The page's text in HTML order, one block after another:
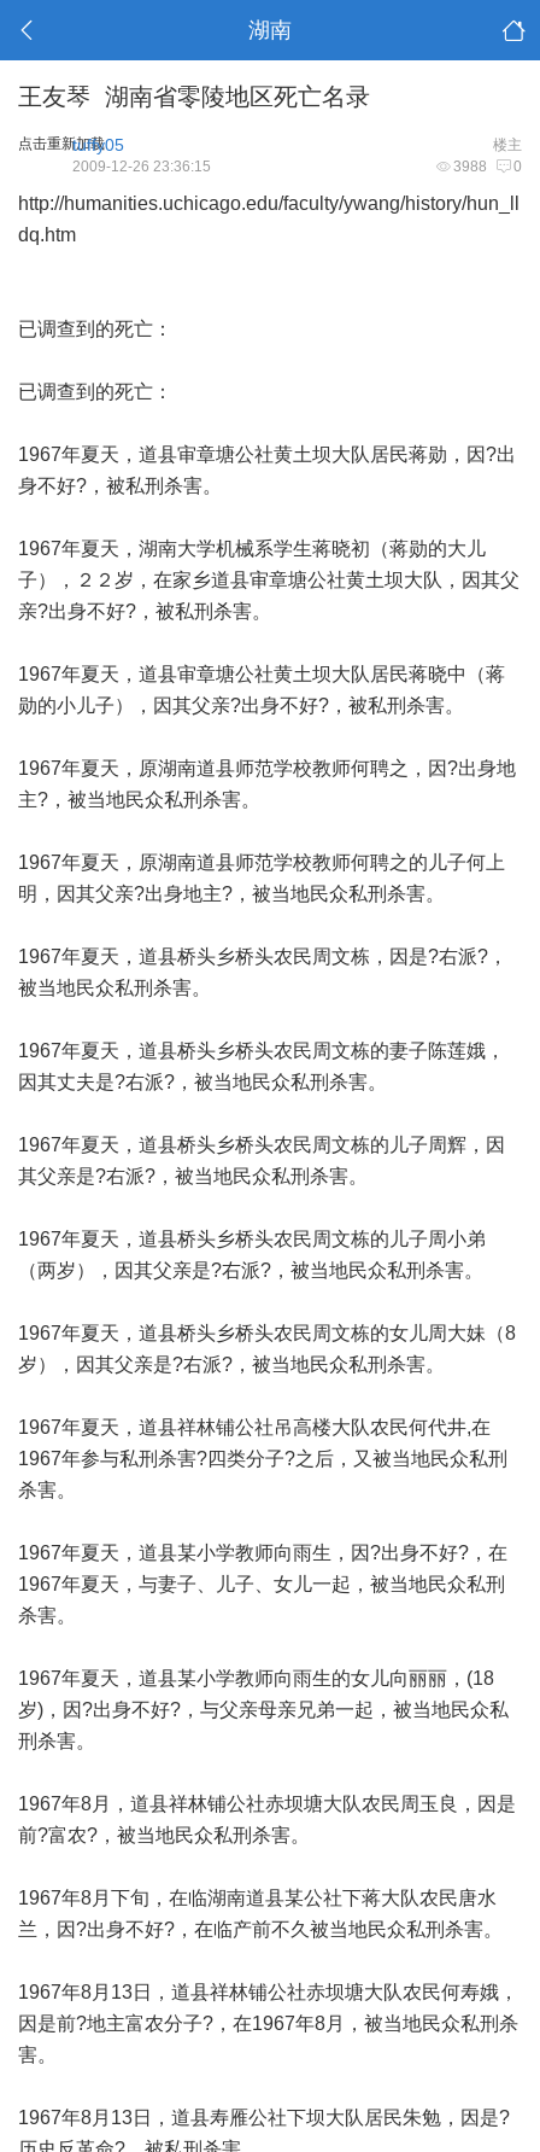
湖南
王友琴 湖南省零陵地区死亡名录
点击重新加载 楼主
tuffy05
3988 0
2009-12-26 23:36:15
http://humanities.uchicago.edu/faculty/ywang/history/hun_ll
dq.htm
已调查到的死亡：
已调查到的死亡：
1967年夏天，道县审章塘公社黄土坝大队居民蒋勋，因?出
身不好?，被私刑杀害。
1967年夏天，湖南大学机械系学生蒋晓初（蒋勋的大儿
子），２２岁，在家乡道县审章塘公社黄土坝大队，因其父
亲?出身不好?，被私刑杀害。
1967年夏天，道县审章塘公社黄土坝大队居民蒋晓中（蒋
勋的小儿子），因其父亲?出身不好?，被私刑杀害。
1967年夏天，原湖南道县师范学校教师何聘之，因?出身地
主?，被当地民众私刑杀害。
1967年夏天，原湖南道县师范学校教师何聘之的儿子何上
明，因其父亲?出身地主?，被当地民众私刑杀害。
1967年夏天，道县桥头乡桥头农民周文栋，因是?右派?，
被当地民众私刑杀害。
1967年夏天，道县桥头乡桥头农民周文栋的妻子陈莲娥，
因其丈夫是?右派?，被当地民众私刑杀害。
1967年夏天，道县桥头乡桥头农民周文栋的儿子周辉，因
其父亲是?右派?，被当地民众私刑杀害。
1967年夏天，道县桥头乡桥头农民周文栋的儿子周小弟
（两岁），因其父亲是?右派?，被当地民众私刑杀害。
1967年夏天，道县桥头乡桥头农民周文栋的女儿周大妹（8
岁），因其父亲是?右派?，被当地民众私刑杀害。
1967年夏天，道县祥林铺公社吊高楼大队农民何代井,在
1967年参与私刑杀害?四类分子?之后，又被当地民众私刑
杀害。
1967年夏天，道县某小学教师向雨生，因?出身不好?，在
1967年夏天，与妻子、儿子、女儿一起，被当地民众私刑
杀害。
1967年夏天，道县某小学教师向雨生的女儿向丽丽，(18
岁)，因?出身不好?，与父亲母亲兄弟一起，被当地民众私
刑杀害。
1967年8月，道县祥林铺公社赤坝塘大队农民周玉良，因是
前?富农?，被当地民众私刑杀害。
1967年8月下旬，在临湖南道县某公社下蒋大队农民唐水
兰，因?出身不好?，在临产前不久被当地民众私刑杀害。
1967年8月13日，道县祥林铺公社赤坝塘大队农民何寿娥，
因是前?地主富农分子?，在1967年8月，被当地民众私刑杀
害。
1967年8月13日，道县寿雁公社下坝大队居民朱勉，因是?